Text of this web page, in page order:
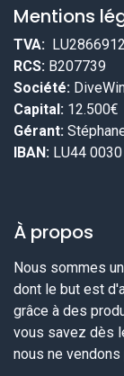
Mentions
TVA:
RCS: B207739
Société:
Capital: 12.500€
Gérant:
IBAN: LU44
À propos
Nous sommes
dont le but est
grâce à des
vous savez dès
nous ne